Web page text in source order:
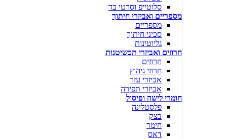
סלוטייפ וסרטי בד
מספריים ואביזרי חיתוך
מספריים
סכיני חיתוך
גליוטינות
חרוזים ואביזרי תכשיטנות
חרוזים
חרוזי גיהוץ
אביזרי עזר
אביזרי תפירה
חומרי לישה ופיסול
פלסטלינה
בצק
חימר
דאס